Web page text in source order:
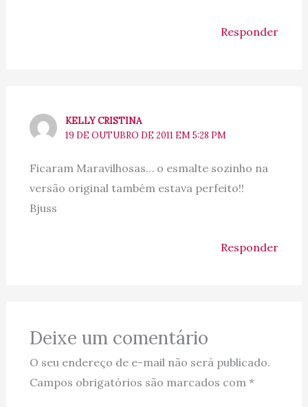
Responder
KELLY CRISTINA
19 DE OUTUBRO DE 2011 EM 5:28 PM
Ficaram Maravilhosas… o esmalte sozinho na
versão original também estava perfeito!!
Bjuss
Responder
Deixe um comentário
O seu endereço de e-mail não será publicado.
Campos obrigatórios são marcados com *